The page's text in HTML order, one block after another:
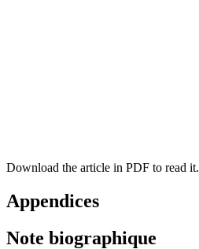
Download the article in PDF to read it.
Appendices
Note biographique